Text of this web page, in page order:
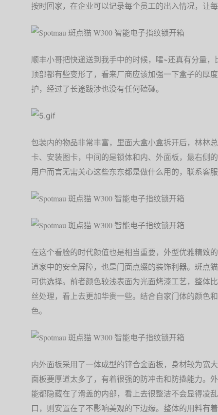
按时回家，在企业可以记录每个员工的出入情况，让
顺丰小哥把快递送到我手中的时候，嚯~还真有分量
顶部都有些变形了，看来厂商应该加强一下盒子的厚
护，经过了长途跋涉也没有任何磕碰。
包装内的物品非常丰富，里面大盒小盒拆开后，林林
卡、安装图卡，中间的是锁体和内、外面板，最右侧
用户而言无需关心这些东东都是做什么用的，联系客
在这个看脸的时代颜值也是相当重要，外型优雅精致
道家中的安全屏障，也是门面点缀的装饰利器。斑点
可供选择。前者颜色较浅表面为光面烤漆工艺，整体
丝处理，看上去更加华贵一些。结合自家门体的颜色
色。
内外面板采用了一体成型的锌合金面板，身材较为宽
面板要厚道太多了，有着很强的防冲击和防撬能力。
能都隐藏在了滑盖的内部，看上去很整洁不会显得凌
口，则安置在了不影响美观的下边缘。整体的用料有